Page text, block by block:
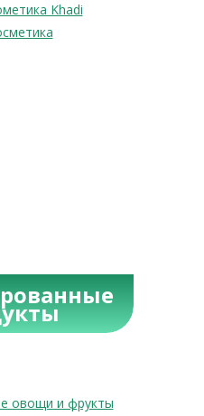
Khadi
овощи и фрукты